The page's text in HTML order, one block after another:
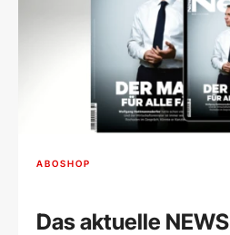
ABOSHOP
Das aktuelle NEWS